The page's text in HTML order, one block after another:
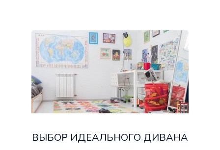
ВЫБОР ИДЕАЛЬНОГО ДИВАНА